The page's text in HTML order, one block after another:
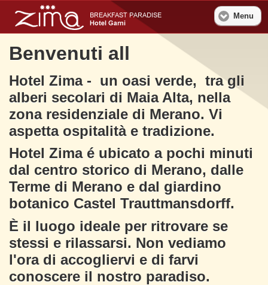
Menu
Benvenuti all
Hotel Zima - un oasi verde, tra gli
alberi secolari di Maia Alta, nella
zona residenziale di Merano. Vi
aspetta ospitalità e tradizione.
Hotel Zima é ubicato a pochi minuti
dal centro storico di Merano, dalle
Terme di Merano e dal giardino
botanico Castel Trauttmansdorff.
È il luogo ideale per ritrovare se
stessi e rilassarsi. Non vediamo
l'ora di accogliervi e di farvi
conoscere il nostro paradiso.